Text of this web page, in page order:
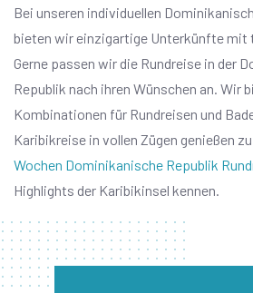
Bei unseren individuellen
bieten wir einzigartige Unterkünfte mit
Gerne passen wir die Rundreise in der
Republik nach ihren Wünschen an. Wir
Kombinationen für Rundreisen und
Karibikreise in vollen Zügen genießen
Wochen Dominikanische Republik
Highlights der Karibikinsel kennen.